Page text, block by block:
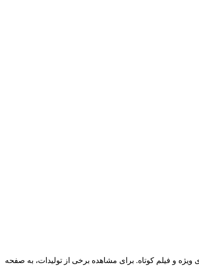
و فیلم کوتاه. برای مشاهده برخی از تولیدات، به صفحه